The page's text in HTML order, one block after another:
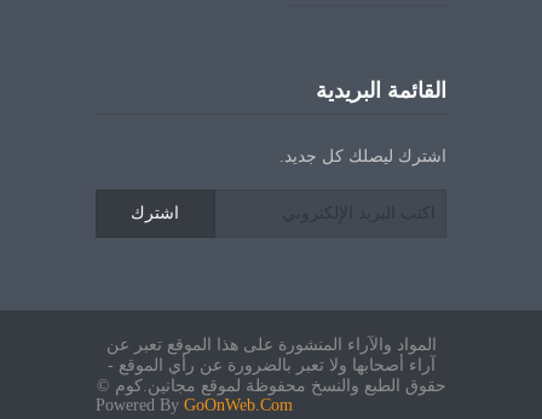
القائمة البريدية
اشترك ليصلك كل جديد.
اشترك
المواد والآراء المنشورة على هذا الموقع تعبر عن
آراء أصحابها ولا تعبر بالضرورة عن رأي الموقع -
حقوق الطبع والنسخ محفوظة لموقع مجانين.كوم ©
Powered By GoOnWeb.Com